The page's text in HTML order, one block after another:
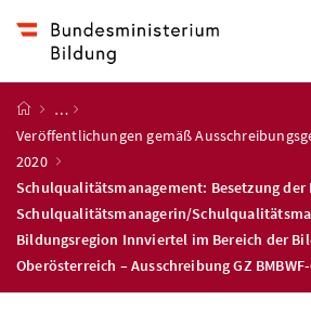
Startseite
…
Veröffentlichungen gemäß
2020
Schulqualitätsmanagement: Besetzung der
Schulqualitätsmanagerin/
Bildungsregion Innviertel im Bereich der
Oberösterreich – Ausschreibung GZ